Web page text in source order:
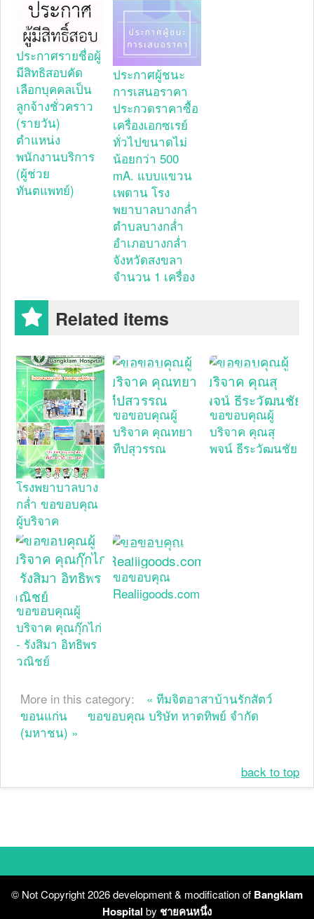
ประกาศรายชื่อผู้
มีสิทธิสอบคัด
เลือกบุคคลเป็น
ลูกจ้างชั่วคราว
(รายวัน)
ตำแหน่ง
พนักงานบริการ
(ผู้ช่วย
ทันตแพทย์)
ประกาศผู้ชนะ
การเสนอราคา
ประกวดราคาซื้อ
เครื่องเอกซเรย์
ทั่วไปขนาดไม่
น้อยกว่า 500
mA. แบบแขวน
เพดาน โรง
พยาบาลบางกล่ำ
ตำบลบางกล่ำ
อำเภอบางกล่ำ
จังหวัดสงขลา
จำนวน 1 เครื่อง
Related items
โรงพยาบาลบาง
กล่ำ ขอขอบคุณ
ผู้บริจาค
ขอขอบคุณผู้
บริจาค คุณทยา
ทีปสุวรรณ
ขอขอบคุณผู้
บริจาค คุณสุ
พจน์ ธีระวัฒนชัย
ขอขอบคุณผู้
บริจาค คุณกุ๊กไก่
- รังสิมา อิทธิพร
วณิชย์
ขอขอบคุณ
Realiigoods.com
More in this category:
« ทีมจิตอาสาบ้านรักสัตว์
ขอนแก่น
ขอขอบคุณ บริษัท หาดทิพย์ จำกัด
(มหาชน) »
back to top
© Not Copyright 2026 development & modification of Bangklam
Hospital by ชายคนหนึ่ง